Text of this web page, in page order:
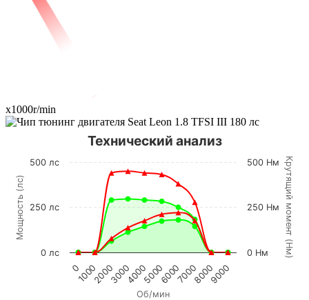
x1000r/min
Об/мин
Мощность (лс) К
р
у
т
я
щ
и
й
м
о
м
е
н
т
(
Н
м
)
Технический анализ
0100020003000400050006000700080009000
0 лс
250 лс
500 лс
0 Нм
250 Нм
500 Нм